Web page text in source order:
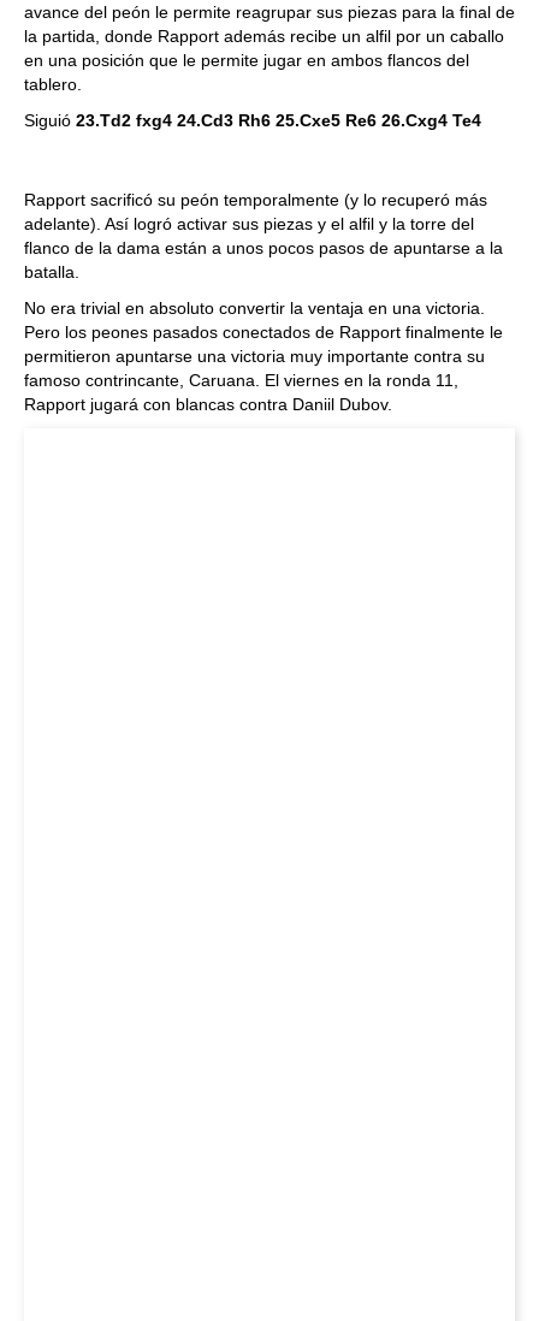
avance del peón le permite reagrupar sus piezas para la final de
la partida, donde Rapport además recibe un alfil por un caballo
en una posición que le permite jugar en ambos flancos del
tablero.
Siguió 23.Td2 fxg4 24.Cd3 Rh6 25.Cxe5 Re6 26.Cxg4 Te4
Rapport sacrificó su peón temporalmente (y lo recuperó más
adelante). Así logró activar sus piezas y el alfil y la torre del
flanco de la dama están a unos pocos pasos de apuntarse a la
batalla.
No era trivial en absoluto convertir la ventaja en una victoria.
Pero los peones pasados conectados de Rapport finalmente le
permitieron apuntarse una victoria muy importante contra su
famoso contrincante, Caruana. El viernes en la ronda 11,
Rapport jugará con blancas contra Daniil Dubov.